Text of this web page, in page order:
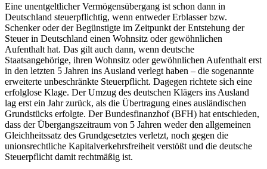
Eine unentgeltlicher Vermögensübergang ist schon dann in
Deutschland steuerpflichtig, wenn entweder Erblasser bzw.
Schenker oder der Begünstigte im Zeitpunkt der Entstehung der
Steuer in Deutschland einen Wohnsitz oder gewöhnlichen
Aufenthalt hat. Das gilt auch dann, wenn deutsche
Staatsangehörige, ihren Wohnsitz oder gewöhnlichen Aufenthalt erst
in den letzten 5 Jahren ins Ausland verlegt haben – die sogenannte
erweiterte unbeschränkte Steuerpflicht. Dagegen richtete sich eine
erfolglose Klage. Der Umzug des deutschen Klägers ins Ausland
lag erst ein Jahr zurück, als die Übertragung eines ausländischen
Grundstücks erfolgte. Der Bundesfinanzhof (BFH) hat entschieden,
dass der Übergangszeitraum von 5 Jahren weder den allgemeinen
Gleichheitssatz des Grundgesetztes verletzt, noch gegen die
unionsrechtliche Kapitalverkehrsfreiheit verstößt und die deutsche
Steuerpflicht damit rechtmäßig ist.